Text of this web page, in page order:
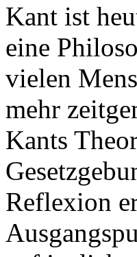
Kant ist
eine
vielen
mehr
Kants
Reflexion